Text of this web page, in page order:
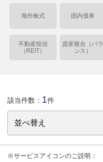
海外株式 国内債券
不動産投信
（REIT）
資産複合（バラ
ンス）
該当件数： 1件
※サービスアイコンのご説明：